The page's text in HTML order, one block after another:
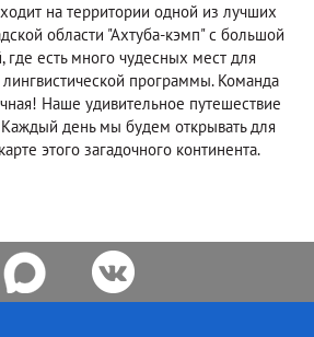
на территории одной из лучших
области "Ахтуба-кэмп" с большой
где есть много чудесных мест для
программы. Команда
Наше удивительное путешествие
день мы будем открывать для
этого загадочного континента.